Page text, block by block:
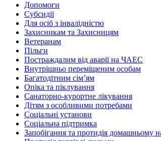
Допомоги
Субсидії
Для осіб з інвалідністю
Захисникам та Захисницям
Ветеранам
Пільги
Постраждалим від аварії на ЧАЕС
Внутрішньо переміщеним особам
Багатодітним сім’ям
Опіка та піклування
Санаторно-курортне лікування
Дітям з особливими потребами
Соціальні установи
Соціальна підтримка
Запобігання та протидія домашньому